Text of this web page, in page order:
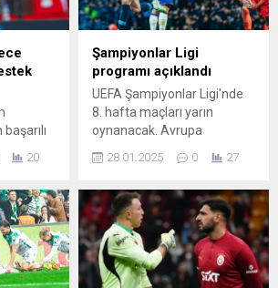
karşılaşacak.Atatürk Spor
Kompleksi ...
başarılı
hala
BİR
Henüz
20
Şampiyonlar Ligi
programı açıklandı
UEFA Şampiyonlar Ligi'nde
8. hafta maçları yarın
oynanacak. Avrupa
düzeyindeki bir numaralı
oynanacak müsabakalarla
36 takımlı lig aşaması
tamamlanacak. İlk 8'de yer
alan ekipler doğrudan son
16 turuna ...
28.01.2025 0 27